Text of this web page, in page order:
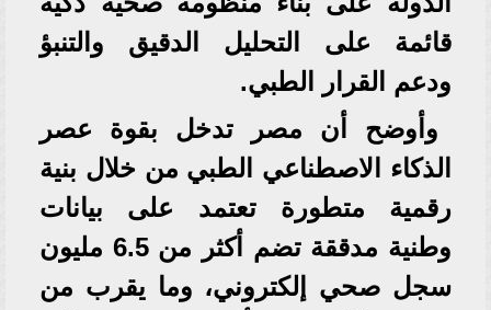
قائمة على التحليل الدقيق والتنبؤ
ودعم القرار الطبي.
وأوضح أن مصر تدخل بقوة عصر
الذكاء الاصطناعي الطبي من خلال بنية
رقمية متطورة تعتمد على بيانات
وطنية مدققة تضم أكثر من 6.5 مليون
سجل صحي إلكتروني، وما يقرب من